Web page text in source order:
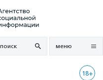
поиск меню
18+